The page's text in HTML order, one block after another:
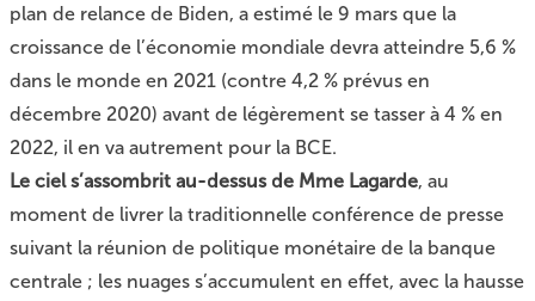
plan de relance de Biden, a estimé le 9 mars que la
croissance de l’économie mondiale devra atteindre 5,6 %
dans le monde en 2021 (contre 4,2 % prévus en
décembre 2020) avant de légèrement se tasser à 4 % en
2022, il en va autrement pour la BCE.
Le ciel s’assombrit au-dessus de Mme Lagarde, au
moment de livrer la traditionnelle conférence de presse
suivant la réunion de politique monétaire de la banque
centrale ; les nuages s’accumulent en effet, avec la hausse